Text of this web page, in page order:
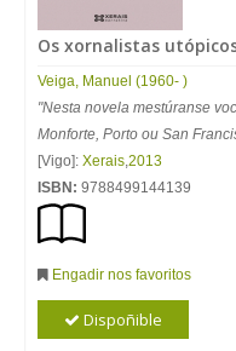
Os xornalistas
Veiga, Manuel (1960- )
"Nesta novela mestúranse
Monforte, Porto ou San
[Vigo]: Xerais,2013
ISBN: 9788499144139
Engadir nos favoritos
Dispoñible